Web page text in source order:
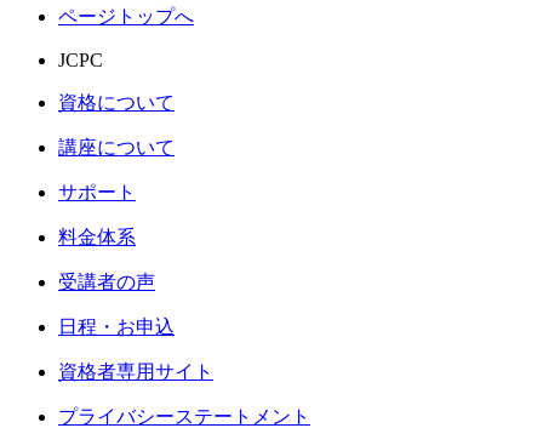
ページトップへ
JCPC
資格について
講座について
サポート
料金体系
受講者の声
日程・お申込
資格者専用サイト
プライバシーステートメント